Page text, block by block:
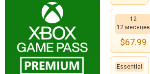
12
12 месяцев
$67.99
Essential